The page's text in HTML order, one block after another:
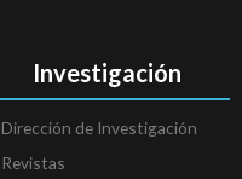
Investigación
Dirección de Investigación
Revistas